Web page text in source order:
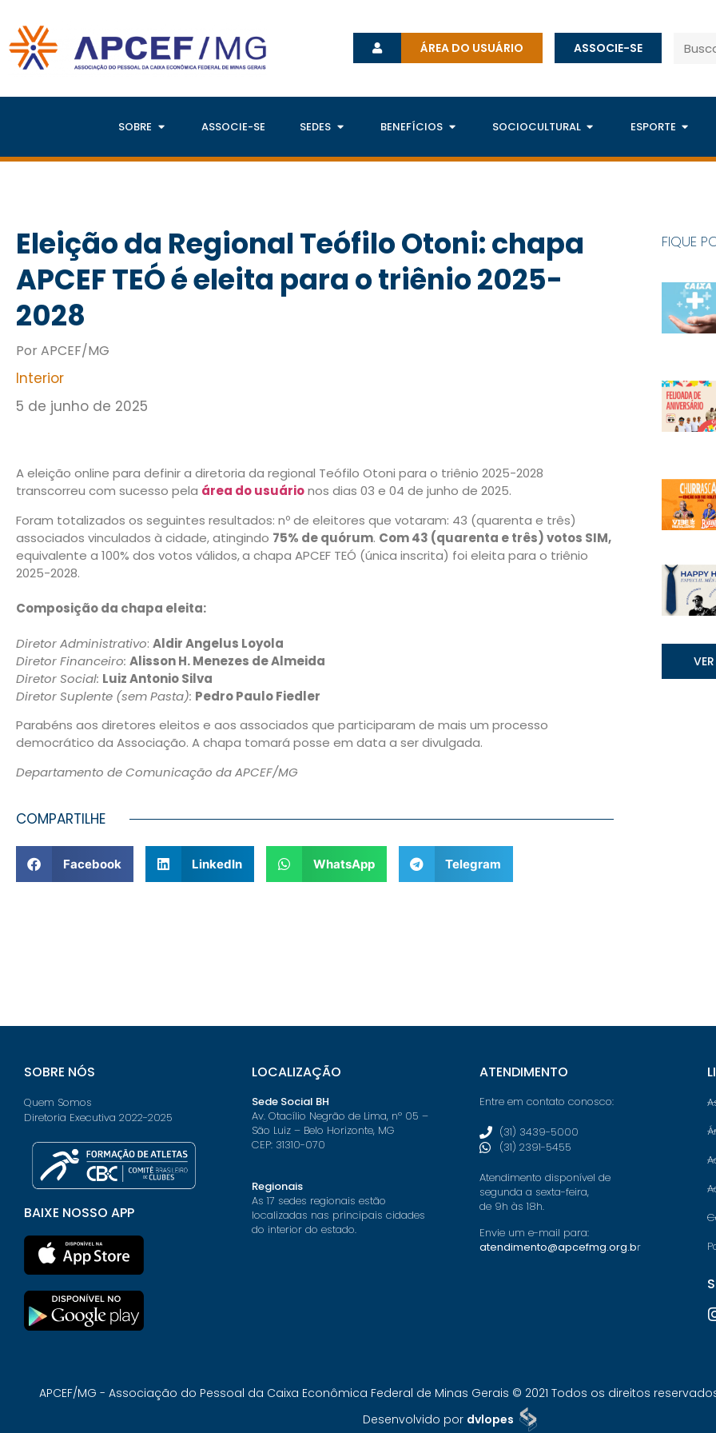
ÁREA DO USUÁRIO ASSOCIE-SE
SOBRE ASSOCIE-SE SEDES BENEFÍCIOS SOCIOCULTURAL ESPORTE
Eleição da Regional Teófilo Otoni: chapa
APCEF TEÓ é eleita para o triênio 2025-
2028
Por APCEF/MG
Interior
5 de junho de 2025
A eleição online para definir a diretoria da regional Teófilo Otoni para o triênio 2025-2028
transcorreu com sucesso pela área do usuárionos dias 03 e 04 de junho de 2025.
Foram totalizados os seguintes resultados: nº de eleitores que votaram: 43 (quarenta e três)
associados vinculados à cidade, atingindo 75% de quórum. Com 43 (quarenta e três) votos SIM,
equivalente a 100% dos votos válidos,a chapa APCEF TEÓ (única inscrita) foi eleita para o triênio
2025-2028.
Composição da chapa eleita:
Diretor Administrativo: Aldir Angelus Loyola
Diretor Financeiro: Alisson H. Menezes de Almeida
Diretor Social: Luiz Antonio Silva
Diretor Suplente (sem Pasta): Pedro Paulo Fiedler
Parabéns aos diretores eleitos e aos associados que participaram de mais um processo
democrático da Associação. A chapa tomará posse em data a ser divulgada.
Departamento de Comunicação da APCEF/MG
COMPARTILHE
Facebook LinkedIn WhatsApp Telegram
FIQUE
SOBRE NÓS
Quem Somos
Diretoria Executiva 2022-2025
BAIXE NOSSO APP
LOCALIZAÇÃO
Sede Social BH
Av. Otacílio Negrão de Lima, nº 05 –
São Luiz – Belo Horizonte, MG
CEP: 31310-070
Regionais
As 17 sedes regionais estão
localizadas nas principais cidades
do interior do estado.
ATENDIMENTO
Entre em contato conosco:
(31) 3439-5000
(31) 2391-5455
Atendimento disponível de
segunda a sexta-feira,
de 9h às 18h.
Envie um e-mail para:
atendimento@apcefmg.org.br
APCEF/MG - Associação do Pessoal da Caixa Econômica Federal de Minas Gerais © 2021 Todos os direitos reservados.
Desenvolvido por dvlopes